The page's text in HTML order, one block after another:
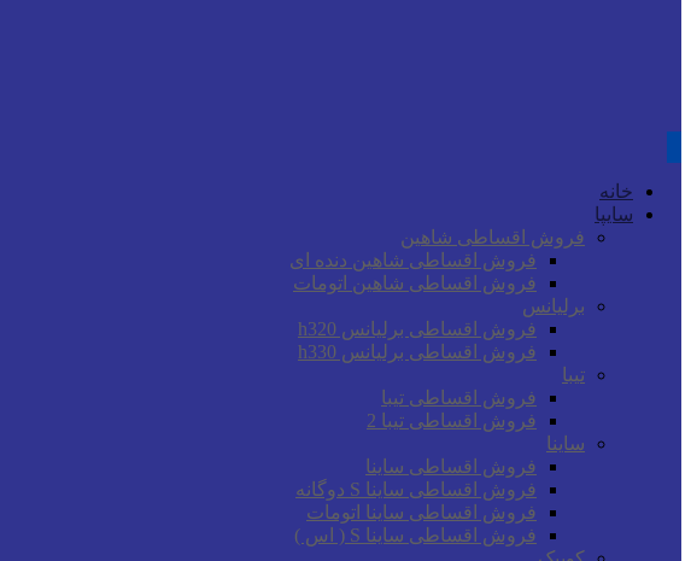
خانه
سایپا
فروش اقساطی شاهین
فروش اقساطی شاهین دنده ای
فروش اقساطی شاهین اتومات
برلیانس
فروش اقساطی برلیانس h320
فروش اقساطی برلیانس h330
تیبا
فروش اقساطی تیبا
فروش اقساطی تیبا 2
ساینا
فروش اقساطی ساینا
فروش اقساطی ساینا S دوگانه
فروش اقساطی ساینا اتومات
فروش اقساطی ساینا S ( اس )